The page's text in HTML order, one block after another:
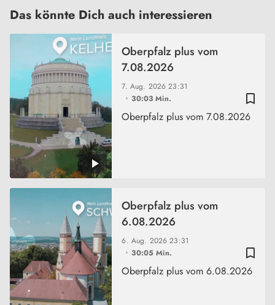
Das könnte Dich auch interessieren
bookmark_border
7. Aug. 202623:31
30:03 Min.
Oberpfalz plus vom
7.08.2026
Oberpfalz plus vom 7.08.2026
bookmark_border
6. Aug. 202623:31
30:05 Min.
Oberpfalz plus vom
6.08.2026
Oberpfalz plus vom 6.08.2026